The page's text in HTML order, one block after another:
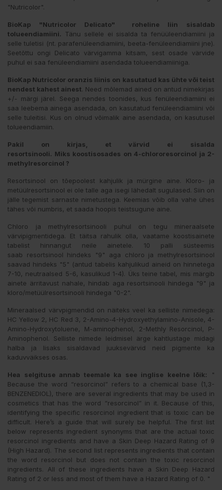
"Nutricolor".
BioKap "Nutricolor Delicato" roheline liin sisaldab
tolueendiamiini. Tänu sellele ei sisalda ta fenüüleendiamiini ja
selle tuletisi (nt. parafenüleendiamiini, beeta-fenüleendiamiini jne).
Seetõttu ongi Delicato värvigamma kitsam, sest osade värvide
puhul ei saa fenüleendiamiini asendada tolueendiamiiniga.
BioKap Nutricolor oranzis liinis on kasutatud kas ühte või teist
nendest kahest ainest. Need mõlemad ained on antud nimekirjas
+/- märgi järel. Seega nendes toonides, kus fenüleendiamiini ei
saa leebema ainega asendada, on kasutatud fenüleendiamiini või
selle tuleitisi. Kus on olnud võimalik aine asendada, on kasutusel
tolueendiamiin.
Pakil on kirjas, et värvid ei sisalda
resortsinooli. Miks koostisosades on 4-chlororesorcinol ja 2-
methylresorcinol ?
Resortsinool on tõepoolest kahjulik ja mürgine aine. Kloro- ja
metüülresortsinool ei ole talle aga isegi lähedalt sugulased. Siin on
jälle tegemist sarnaste nimetustega. Keemias võib olla vahe ühes
tähes või numbris, et saada hoopis teistsugune aine.
Chloro ja methylresortsinooli puhul on tegu mineraalsete
värvipigmentidega. Et täitsa rahulik olla, vaatame koostisainete
tabelist hinnangut neile ainetele. 10 palli süsteemis
saab resortsinool hindeks "9" aga chloro ja methylresortsinool
saavad hindeks "5" (antud tabelis kahjulikud aineid on hinnetega
7-10, neutraalsed 5-6, kasulikud 1-4). Üks teine tabel, mis märgib
ainete ärritavust nahale, hindab aga resortsinooli hindega "9" ja
kloro/metüülresortsinooli hindega "0-2".
Mineraalsed värvpigmendid on näiteks veel ka selliste nimedega:
HC Yellow 2, HC Red 3, 2-Amino-4-Hydroxyethylamino-Anisole, 4-
Amino-Hydroxytoluene, M-aminophenol, 2-Methly Resorcinol, P-
Aminophenol. Selliste nimede leidmisel ärge kahtlustage midagi
halba ja lisaks sisaldavad juuksevärvid neid pigmente ka
kaduvväikses osas.
Hea selgituse annab teemale ka see inglise keelne lõik: "
Because the word “resorcinol” refers to a chemical base (1,3-
BENZENEDIOL), there are several ingredients that may be used in
cosmetics that has the word “resorcinol” in it. Because of this,
identifying the specific resorcinol ingredient that is toxic can be
difficult. Here’s a guide that will surely be helpful. The first list
below represents ingredient synonyms that are the actual toxic
resorcinol ingredients and have a Skin Deep Hazard Rating of 9
(High Hazard). The second list represents ingredients that contain
the word resorcinol but does not contain the toxic resorcinol
ingredients. All of these ingredients have a Skin Deep Hazard
Rating of 2 or less and most of them have a Hazard Rating of 0. "